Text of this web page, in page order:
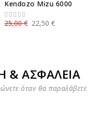
Kendozo Mizu 6000
22,50 €
25,00 €
& ΑΣΦΑΛΕΙΑ
όταν θα παραλάβετε